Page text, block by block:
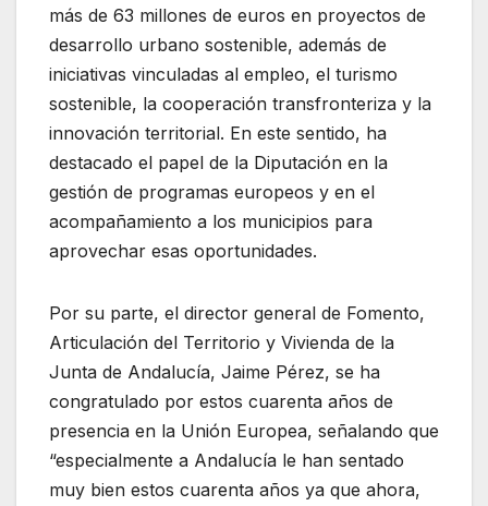
más de 63 millones de euros en proyectos de
desarrollo urbano sostenible, además de
iniciativas vinculadas al empleo, el turismo
sostenible, la cooperación transfronteriza y la
innovación territorial. En este sentido, ha
destacado el papel de la Diputación en la
gestión de programas europeos y en el
acompañamiento a los municipios para
aprovechar esas oportunidades.
Por su parte, el director general de Fomento,
Articulación del Territorio y Vivienda de la
Junta de Andalucía, Jaime Pérez, se ha
congratulado por estos cuarenta años de
presencia en la Unión Europea, señalando que
“especialmente a Andalucía le han sentado
muy bien estos cuarenta años ya que ahora,